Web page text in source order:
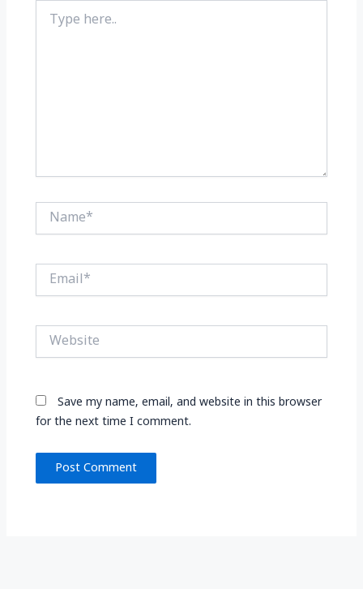
here..
Name*
Email*
Website
Save my name, email, and website in this browser
for the next time I comment.